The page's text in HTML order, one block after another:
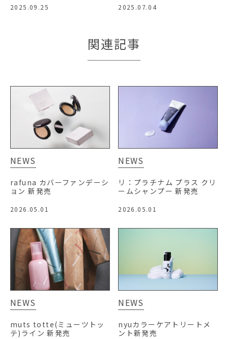
2025.09.25 2025.07.04
関連記事
NEWS
rafuna カバーファンデーシ
ョン 新発売
2026.05.01
NEWS
リ：プラチナム プラス クリ
ームシャンプー 新発売
2026.05.01
NEWS
muts totte(ミューツトッ
テ)ライン 新発売
NEWS
nyuカラーケアトリートメ
ント新発売